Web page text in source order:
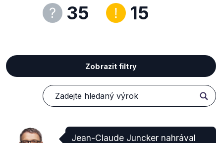
35
15
Zobrazit filtry
Jean-Claude Juncker nahrával